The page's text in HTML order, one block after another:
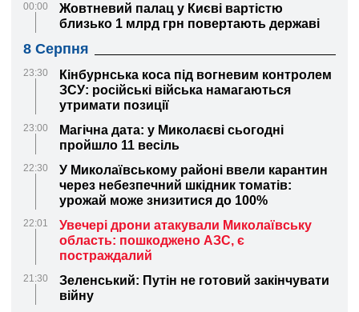
00:00
Жовтневий палац у Києві вартістю
близько 1 млрд грн повертають державі
8 Серпня
23:30
Кінбурнська коса під вогневим контролем
ЗСУ: російські війська намагаються
утримати позиції
23:00
Магічна дата: у Миколаєві сьогодні
пройшло 11 весіль
22:30
У Миколаївському районі ввели карантин
через небезпечний шкідник томатів:
урожай може знизитися до 100%
22:01
Увечері дрони атакували Миколаївську
область: пошкоджено АЗС, є
постраждалий
21:30
Зеленський: Путін не готовий закінчувати
війну